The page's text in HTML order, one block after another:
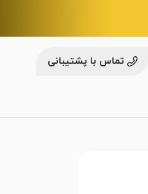
تماس با پشتیبانی